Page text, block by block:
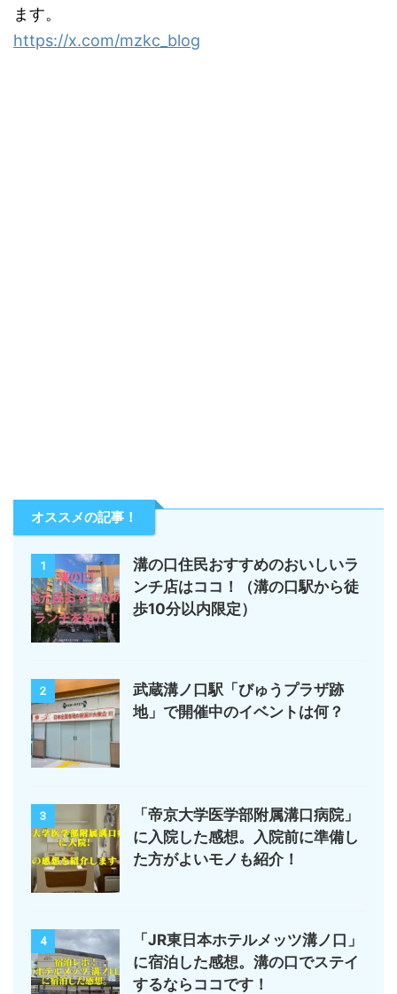
ます。
https://x.com/mzkc_blog
オススメの記事！
1
溝の口住民おすすめのおいしいラ
ンチ店はココ！（溝の口駅から徒
歩10分以内限定）
2
武蔵溝ノ口駅「びゅうプラザ跡
地」で開催中のイベントは何？
3
「帝京大学医学部附属溝口病院」
に入院した感想。入院前に準備し
た方がよいモノも紹介！
4
「JR東日本ホテルメッツ溝ノ口」
に宿泊した感想。溝の口でステイ
するならココです！